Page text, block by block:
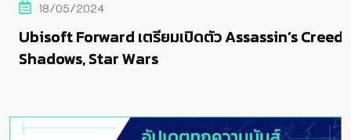
18/05/2024
Ubisoft Forward เตรียมเปิดตัว Assassin’s Creed
Shadows, Star Wars